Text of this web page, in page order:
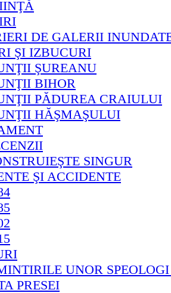
DE GALERII
ŞI IZBUCURI
ŞUREANU
BIHOR
PĂDUREA CRAIULUI
HĂŞMAŞULUI
SINGUR
ŞI ACCIDENTE
UNOR
PRESEI